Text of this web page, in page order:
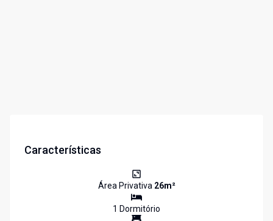
Características
Área Privativa 26m²
1 Dormitório